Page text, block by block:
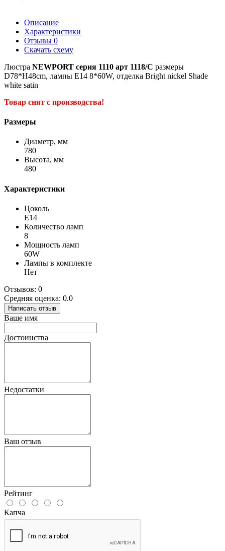
Описание
Характеристики
Отзывы 0
Скачать схему
Люстра NEWPORT серия 1110 арт 1118/C размеры
D78*H48cm, лампы E14 8*60W, отделка Bright nickel Shade
white satin
Товар снят с производства!
Размеры
Диаметр, мм
780
Высота, мм
480
Характеристики
Цоколь
Е14
Количество ламп
8
Мощность ламп
60W
Лампы в комплекте
Нет
Отзывов: 0
Средняя оценка: 0.0
Написать отзыв
Ваше имя
Достоинства
Недостатки
Ваш отзыв
Рейтинг
Капча